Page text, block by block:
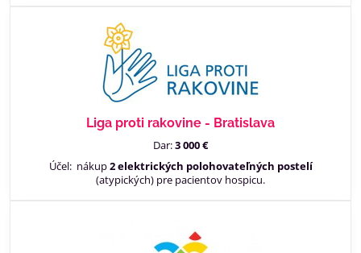
Liga proti rakovine - Bratislava
Dar:3 000 €
Účel: nákup2 elektrických polohovateľných postelí
(atypických) pre pacientov hospicu.